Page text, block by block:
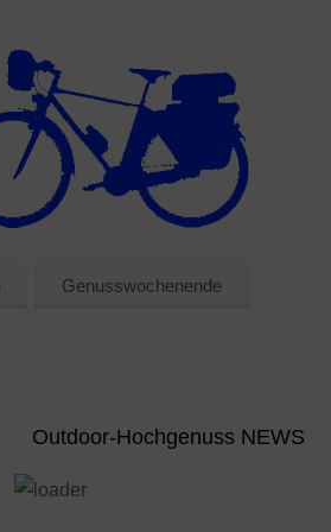
Genusswochenende
Outdoor-Hochgenuss NEWS